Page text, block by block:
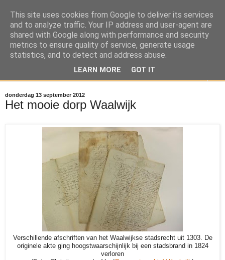
Reizen door de Meierij
Brabant door de ogen van Stephanus Hanewinckel
donderdag 13 september 2012
Het mooie dorp Waalwijk
Verschillende afschriften van het Waalwijkse stadsrecht uit 1303. De
originele akte ging hoogstwaarschijnlijk bij een stadsbrand in 1824
verloren
This site uses cookies from Google to deliver its services
and to analyze traffic. Your IP address and user-agent are
shared with Google along with performance and security
metrics to ensure quality of service, generate usage
statistics, and to detect and address abuse.
LEARN MORE GOT IT